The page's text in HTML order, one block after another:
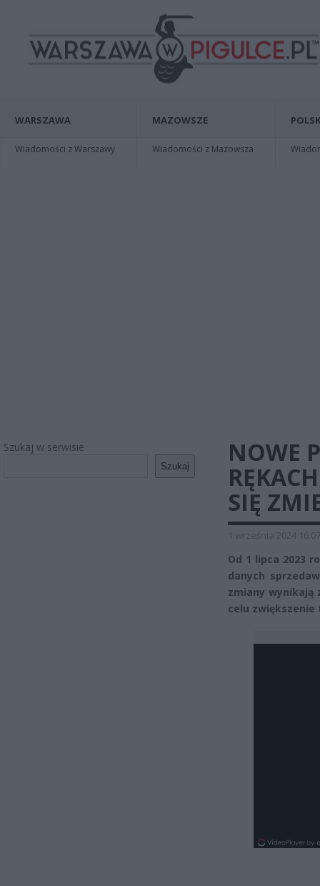
WARSZAWA
Wiadomości z Warszawy
MAZOWSZE
Wiadomości z Mazowsza
Szukaj w serwisie
Szukaj
NOWE
SIĘ
1 września 2024 16:07
Od 1 lipca 2023
danych
zmiany wynikają
celu